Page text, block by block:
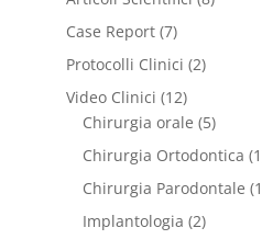
Case Report(7)
Protocolli Clinici (2)
Video Clinici (12)
Chirurgia orale (5)
Chirurgia Ortodontica
Chirurgia Parodontale
Implantologia (2)